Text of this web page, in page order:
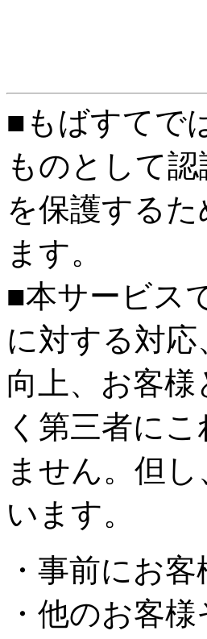
■もばすてで
ものとして
を保護する
ます。
■本サービス
に対する対
向上、お客
く第三者に
ません。但
います。
・事前にお
・他のお客